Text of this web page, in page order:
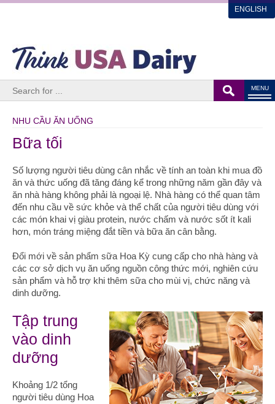
ENGLISH
MENU
NHU CẦU ĂN UỐNG
Bữa tối
Số lượng người tiêu dùng cân nhắc về tính an toàn khi mua đồ
ăn và thức uống đã tăng đáng kể trong những năm gần đây và
ăn nhà hàng không phải là ngoại lệ. Nhà hàng có thể quan tâm
đến nhu cầu về sức khỏe và thể chất của người tiêu dùng với
các món khai vị giàu protein, nước chấm và nước sốt ít kali
hơn, món tráng miệng đắt tiền và bữa ăn cân bằng.
Đổi mới về sản phẩm sữa Hoa Kỳ cung cấp cho nhà hàng và
các cơ sở dịch vụ ăn uống nguồn công thức mới, nghiên cứu
sản phẩm và hỗ trợ khi thêm sữa cho mùi vị, chức năng và
dinh dưỡng.
Tập trung
vào dinh
dưỡng
Khoảng 1/2 tổng
người tiêu dùng Hoa